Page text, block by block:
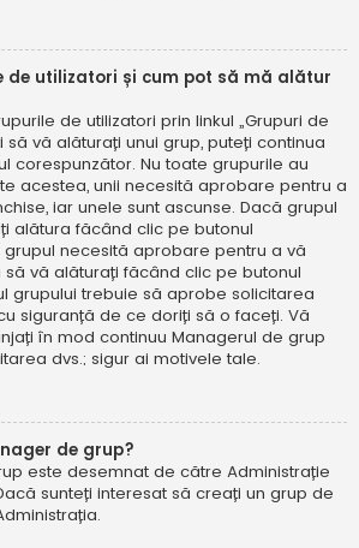
de utilizatori și cum pot să mă alătur
de utilizatori prin linkul „Grupuri de
să vă alăturați unui grup, puteți continua
corespunzător. Nu toate grupurile au
acestea, unii necesită aprobare pentru a
iar unele sunt ascunse. Dacă grupul
alătura făcând clic pe butonul
necesită aprobare pentru a vă
să vă alăturați făcând clic pe butonul
grupului trebuie să aprobe solicitarea
siguranță de ce doriți să o faceți. Vă
în mod continuu Managerul de grup
dvs.; sigur ai motivele tale.
de grup?
este desemnat de către Administrație
sunteți interesat să creați un grup de